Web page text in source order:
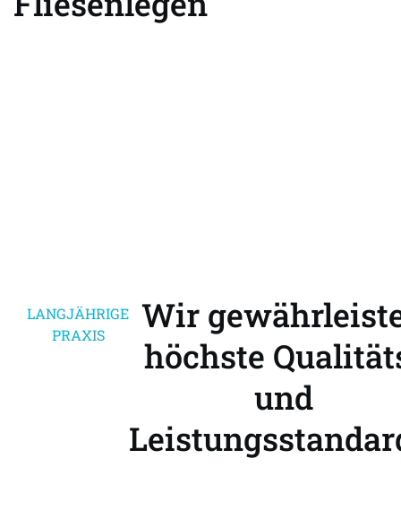
LANGJÄHRIGE
PRAXIS
Wir
höchste
und